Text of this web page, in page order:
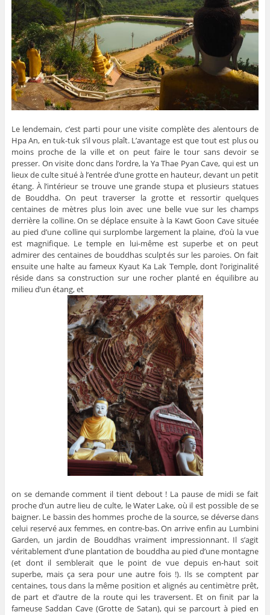
Le lendemain, c’est parti pour une visite complète des alentours de
Hpa An, en tuk-tuk s’il vous plaît. L’avantage est que tout est plus ou
moins proche de la ville et on peut faire le tour sans devoir se
presser. On visite donc dans l’ordre, la Ya Thae Pyan Cave, qui est un
lieux de culte situé à l’entrée d’une grotte en hauteur, devant un petit
étang. À l’intérieur se trouve une grande stupa et plusieurs statues
de Bouddha. On peut traverser la grotte et ressortir quelques
centaines de mètres plus loin avec une belle vue sur les champs
derrière la colline. On se déplace ensuite à la Kawt Goon Cave située
au pied d’une colline qui surplombe largement la plaine, d’où la vue
est magnifique. Le temple en lui-même est superbe et on peut
admirer des centaines de bouddhas sculptés sur les paroies. On fait
ensuite une halte au fameux Kyaut Ka Lak Temple, dont l’originalité
réside dans sa construction sur une rocher planté en équilibre au
milieu d’un étang, et
on se demande comment il tient debout ! La pause de midi se fait
proche d’un autre lieu de culte, le Water Lake, où il est possible de se
baigner. Le bassin des hommes proche de la source, se déverse dans
celui reservé aux femmes, en contre-bas. On arrive enfin au Lumbini
Garden, un jardin de Bouddhas vraiment impressionnant. Il s’agit
véritablement d’une plantation de bouddha au pied d’une montagne
(et dont il semblerait que le point de vue depuis en-haut soit
superbe, mais ça sera pour une autre fois !). Ils se comptent par
centaines, tous dans la même position et alignés au centimètre prêt,
de part et d’autre de la route qui les traversent. Et on finit par la
fameuse Saddan Cave (Grotte de Satan), qui se parcourt à pied en